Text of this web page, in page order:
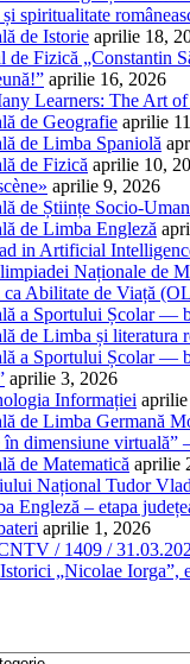
spiritualitate
de Istorie aprilie 18,
de Fizică „Constantin
aprilie 16, 2026
Learners: The Art
de Geografie aprilie
de Limba Spaniolă
de Fizică aprilie 10,
aprilie 9, 2026
de Științe Socio-
de Limba Engleză
in Artificial
Naționale de
Abilitate de Viață
a Sportului Școlar —
de Limba și literatura
a Sportului Școlar —
aprilie 3, 2026
Informației
de Limba Germană
în dimensiune virtuală”
de Matematică aprilie
Național Tudor
Engleză – etapa
aprilie 1, 2026
/ 1409 /
„Nicolae Iorga”,